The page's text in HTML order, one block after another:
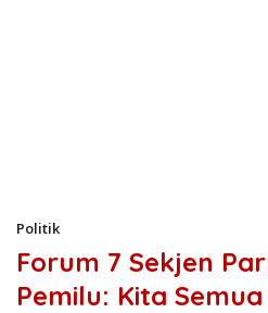
Politik
Forum 7 Sekjen
Pemilu: Kita